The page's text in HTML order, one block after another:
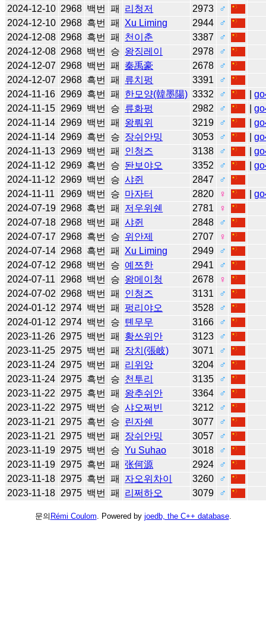
2024-12-10 2968 백번 패 리청저 2973
♂
2024-12-10 2968 흑번 패 Xu Liming 2944
♂
2024-12-08 2968 흑번 패 천이춘 3387
♂
2024-12-08 2968 백번 승 왕징레이 2978
♂
2024-12-07 2968 백번 패 秦禹豪 2678
♂
2024-12-07 2968 흑번 패 류치펑 3391
♂
2024-11-16 2969 흑번 패 한모양(韓墨陽) 3332 ♂ |
2024-11-15 2969 백번 승 류화펑 2982 ♂ |
2024-11-14 2969 백번 패 왕뤄위 3219 ♂ |
2024-11-14 2969 흑번 승 장쉬안밍 3053 ♂ |
2024-11-13 2969 백번 패 인청즈 3138 ♂ |
2024-11-12
2969 흑번 승 돤보야오 3352 ♂ |
2024-11-12
2969 백번 승 샤쥔 2847
♂
2024-11-11
2969 백번 승 마자터 2820 ♀ |
2024-07-19 2968 흑번 패 저우위쉔 2781
♀
2024-07-18 2968 백번 패 샤쥔 2848
♂
2024-07-17 2968 흑번 승 위안제 2707
♀
2024-07-14 2968 흑번 패 Xu Liming 2949
♂
2024-07-12 2968 백번 승 예쯔한 2941
♂
2024-07-11
2968 백번 승 왕메이청 2678
♀
2024-07-02 2968 백번 패 인청즈 3131
♂
2024-01-12 2974 백번 패 펑리야오 3528
♂
2024-01-12 2974 백번 승 톈무무 3166
♂
2023-11-26 2975 백번 패 황쓰위안 3123
♂
2023-11-25 2975 백번 패 장치(張岐) 3071
♂
2023-11-24 2975 백번 패 리위앙 3204
♂
2023-11-24 2975 흑번 승 천투리 3135
♂
2023-11-22
2975 흑번 패 왕추쉬안 3364
♂
2023-11-22
2975 백번 승 샤오쩌빈 3212
♂
2023-11-21
2975 흑번 승 린자쉔 3077
♂
2023-11-21
2975 백번 패 장쉬안밍 3057
♂
2023-11-19 2975 백번 승 Yu Suhao 3018
♂
2023-11-19 2975 흑번 패 张何源 2924
♂
2023-11-18 2975 흑번 패 자오위차이 3260
♂
2023-11-18 2975 백번 패 리쩌하오 3079 ♂
문의 Rémi Coulom . Powered by joedb, the C++ database.